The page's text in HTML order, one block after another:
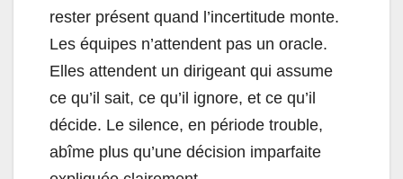
rester présent quand l’incertitude monte.
Les équipes n’attendent pas un oracle.
Elles attendent un dirigeant qui assume
ce qu’il sait, ce qu’il ignore, et ce qu’il
décide. Le silence, en période trouble,
abîme plus qu’une décision imparfaite